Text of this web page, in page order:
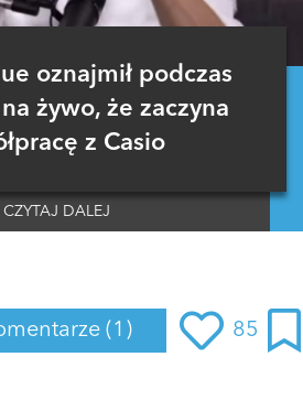
oznajmił podczas
żywo, że zaczyna
z Casio
CZYTAJ DALEJ
(1) 85